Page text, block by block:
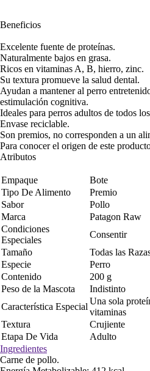
Beneficios
Excelente fuente de proteínas.
Naturalmente bajos en grasa.
Ricos en vitaminas A, B, hierro, zinc.
Su textura promueve la salud dental.
Ayudan a mantener al perro
estimulación cognitiva.
Ideales para perros adultos de todos
Envase reciclable.
Son premios, no corresponden a un
Para conocer el origen de este
Atributos
Empaque
Bote
Tipo De Alimento
Premio
Sabor
Pollo
Marca
Patagon Raw
Condiciones
Especiales
Consentir
Tamaño
Todas las
Especie
Perro
Contenido
200 g
Peso de la Mascota
Indistinto
Característica Especial
Una sola
vitaminas
Textura
Crujiente
Etapa De Vida
Adulto
Ingredientes
Carne de pollo.